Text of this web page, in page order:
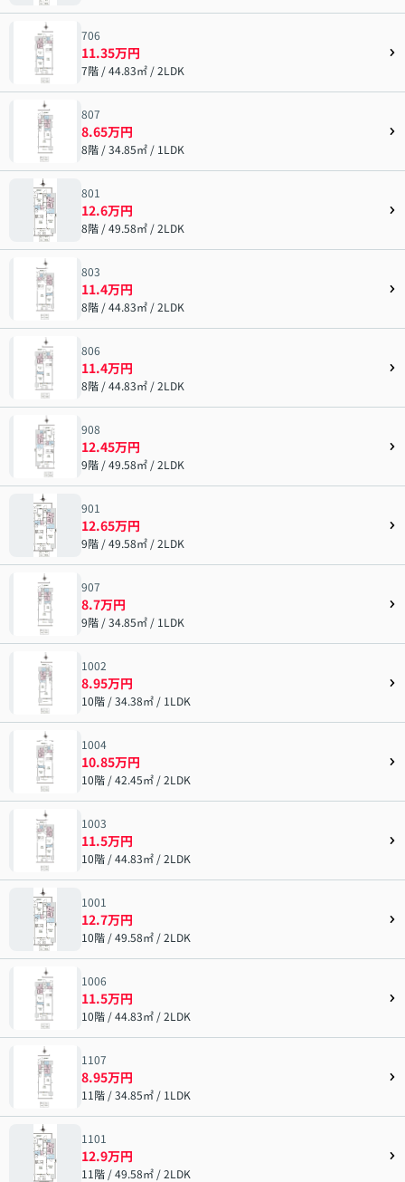
706
11.35万円
7階 / 44.83㎡ / 2LDK
807
8.65万円
8階 / 34.85㎡ / 1LDK
801
12.6万円
8階 / 49.58㎡ / 2LDK
803
11.4万円
8階 / 44.83㎡ / 2LDK
806
11.4万円
8階 / 44.83㎡ / 2LDK
908
12.45万円
9階 / 49.58㎡ / 2LDK
901
12.65万円
9階 / 49.58㎡ / 2LDK
907
8.7万円
9階 / 34.85㎡ / 1LDK
1002
8.95万円
10階 / 34.38㎡ / 1LDK
1004
10.85万円
10階 / 42.45㎡ / 2LDK
1003
11.5万円
10階 / 44.83㎡ / 2LDK
1001
12.7万円
10階 / 49.58㎡ / 2LDK
1006
11.5万円
10階 / 44.83㎡ / 2LDK
1107
8.95万円
11階 / 34.85㎡ / 1LDK
1101
12.9万円
11階 / 49.58㎡ / 2LDK